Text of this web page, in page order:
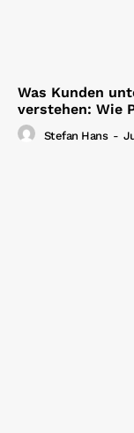
Was Kunden
verstehen: Wie
Stefan Hans -